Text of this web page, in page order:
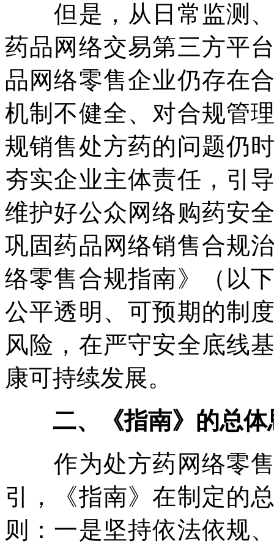
但是，从日常监测、
药品网络交易第三方平
品网络零售企业仍存在
机制不健全、对合规管
规销售处方药的问题仍
夯实企业主体责任，引
维护好公众网络购药安
巩固药品网络销售合规
络零售合规指南》（以
公平透明、可预期的制
风险，在严守安全底线
康可持续发展。
二、《指南》的总
作为处方药网络零售
引，《指南》在制定的
则：一是坚持依法依规